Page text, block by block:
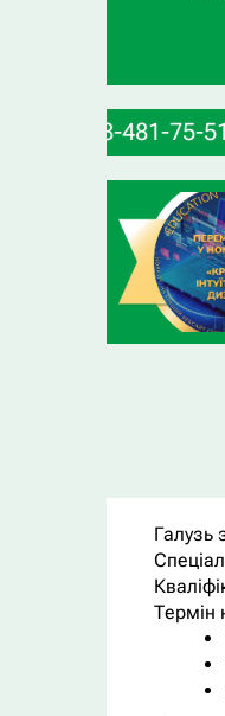
481-75-51. Viber:
Галузь
Термін